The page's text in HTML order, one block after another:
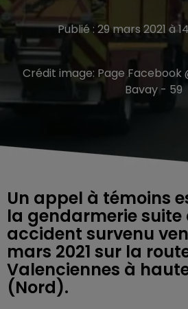
Publié : 29 mars 2021 à
Crédit image: Page Facebook
Bavay - 59
Un appel à témoins
la gendarmerie suite
accident survenu
mars 2021 sur la
Valenciennes à
(Nord).